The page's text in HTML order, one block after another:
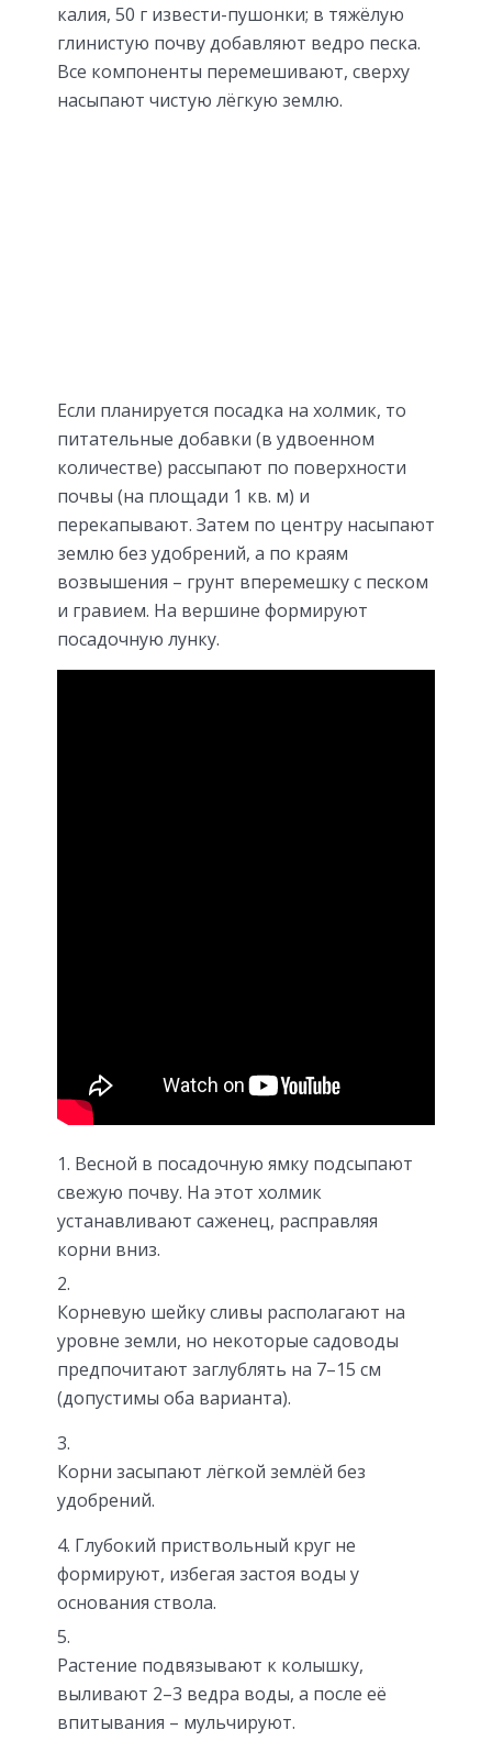
калия, 50 г извести-пушонки; в тяжёлую
глинистую почву добавляют ведро песка.
Все компоненты перемешивают, сверху
насыпают чистую лёгкую землю.
Если планируется посадка на холмик, то
питательные добавки (в удвоенном
количестве) рассыпают по поверхности
почвы (на площади 1 кв. м) и
перекапывают. Затем по центру насыпают
землю без удобрений, а по краям
возвышения – грунт вперемешку с песком
и гравием. На вершине формируют
посадочную лунку.
Весной в посадочную ямку подсыпают
свежую почву. На этот холмик
устанавливают саженец, расправляя
корни вниз.
Корневую шейку сливы располагают на
уровне земли, но некоторые садоводы
предпочитают заглублять на 7–15 см
(допустимы оба варианта).
Корни засыпают лёгкой землёй без
удобрений.
Глубокий приствольный круг не
формируют, избегая застоя воды у
основания ствола.
Растение подвязывают к колышку,
выливают 2–3 ведра воды, а после её
впитывания – мульчируют.